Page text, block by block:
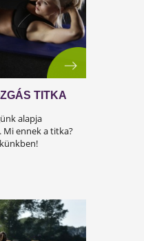
A POHARADBA!
legelőkről az új
webáruházba!
a részleteket!